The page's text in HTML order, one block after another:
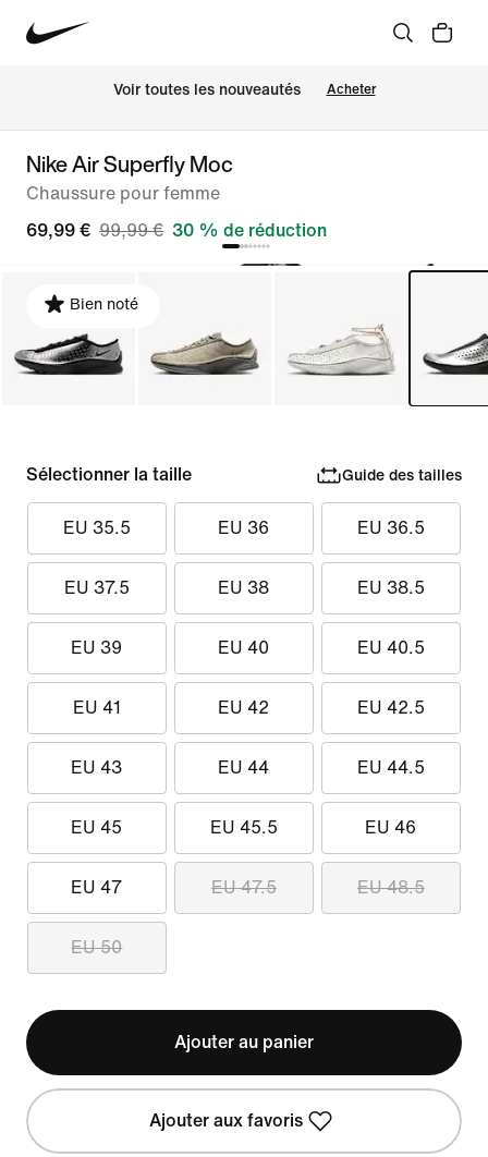
Voir toutes les nouveautés Acheter
Nike Air Superfly Moc
Chaussure pour femme
69,99 € 99,99 € 30 % de réduction
Bien noté
Sélectionner la taille Guide des tailles
EU 35.5 EU 36 EU 36.5
EU 37.5 EU 38 EU 38.5
EU 39 EU 40 EU 40.5
EU 41 EU 42 EU 42.5
EU 43 EU 44 EU 44.5
EU 45 EU 45.5 EU 46
EU 47 EU 47.5 EU 48.5
EU 50
Ajouter au panier
Ajouter aux favoris